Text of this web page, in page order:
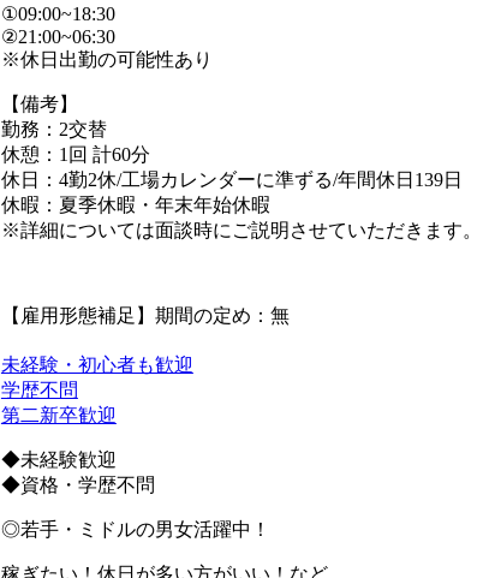
①09:00~18:30
②21:00~06:30
※休日出勤の可能性あり
【備考】
勤務：2交替
休憩：1回 計60分
休日：4勤2休/工場カレンダーに準ずる/年間休日139日
休暇：夏季休暇・年末年始休暇
※詳細については面談時にご説明させていただきます。
【雇用形態補足】期間の定め：無
未経験・初心者も歓迎
学歴不問
第二新卒歓迎
◆未経験歓迎
◆資格・学歴不問
◎若手・ミドルの男女活躍中！
稼ぎたい！休日が多い方がいい！など